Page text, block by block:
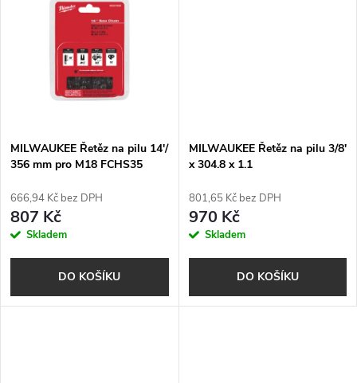
MILWAUKEE Řetěz na pilu 14'/
356 mm pro M18 FCHS35
666,94 Kč bez DPH
807 Kč
Skladem
DO KOŠÍKU
MILWAUKEE Řetěz na pilu 3/8'
x 304.8 x 1.1
801,65 Kč bez DPH
970 Kč
Skladem
DO KOŠÍKU